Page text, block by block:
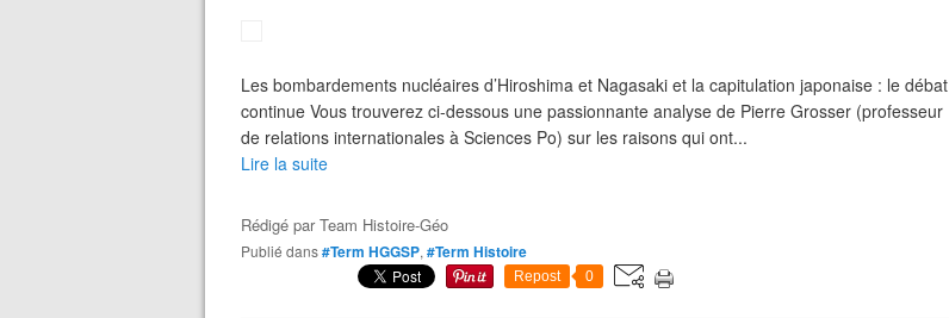
Les bombardements nucléaires d’Hiroshima et Nagasaki et la capitulation japonaise : le débat
continue Vous trouverez ci-dessous une passionnante analyse de Pierre Grosser (professeur
de relations internationales à Sciences Po) sur les raisons qui ont...
Lire la suite
Rédigé parTeam Histoire-Géo
Publié dans#Term HGGSP, #Term Histoire
Repost 0